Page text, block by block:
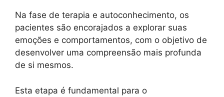
Na fase de terapia e autoconhecimento, os
pacientes são encorajados a explorar suas
emoções e comportamentos, com o objetivo de
desenvolver uma compreensão mais profunda
de si mesmos.
Esta etapa é fundamental para o